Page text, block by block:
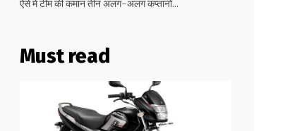
ऐसे में टीम की कमान तीन अलग-अलग कप्तानों...
Must read